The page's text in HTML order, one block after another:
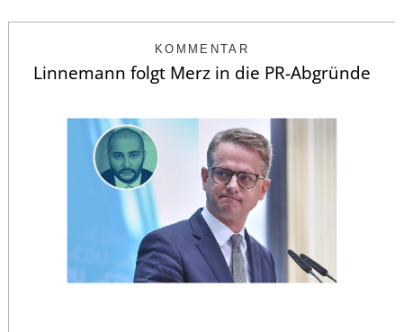
KOMMENTAR
Linnemann folgt Merz in die PR-Abgründe